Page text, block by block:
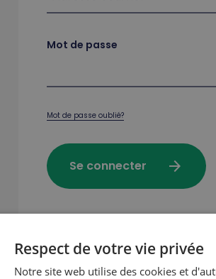
Mot de passe
Mot de passe oublié?
Se connecter arrow_forward
Premier achat sur notre
Respect de votre vie privée
Notre site web utilise des cookies et